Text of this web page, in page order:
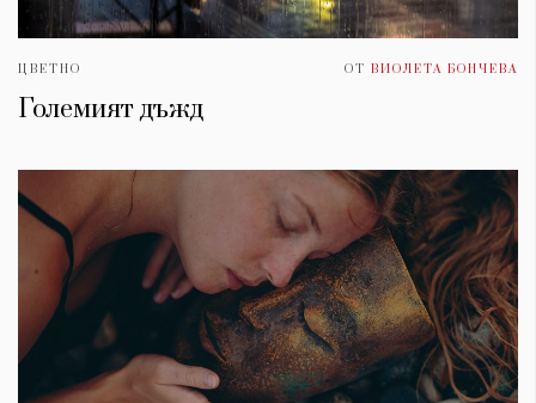
ЦВЕТНО ОТ ВИОЛЕТА БОНЧЕВА
Големият дъжд